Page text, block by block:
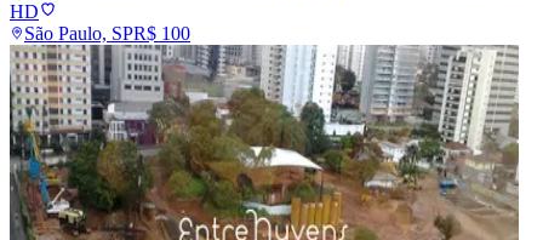
HD
São Paulo, SPR$ 100